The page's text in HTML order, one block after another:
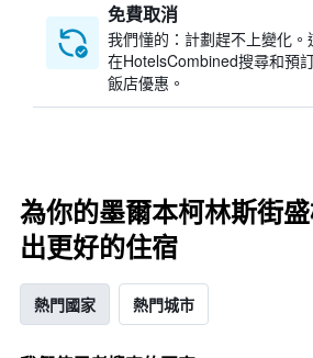
免費取消
我們懂的：計劃趕不上變化
在HotelsCombined搜尋和預
飯店優惠。
為你的墨爾本柯林斯街
出更好的住宿
熱門國家 熱門城市